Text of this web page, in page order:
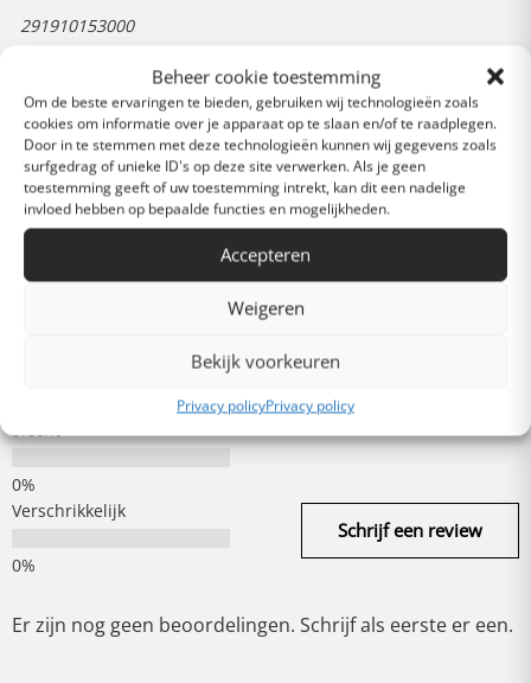
Beheer cookie toestemming
Om de beste ervaringen te bieden, gebruiken wij technologieën zoals
cookies om informatie over je apparaat op te slaan en/of te raadplegen.
Door in te stemmen met deze technologieën kunnen wij gegevens zoals
surfgedrag of unieke ID's op deze site verwerken. Als je geen
toestemming geeft of uw toestemming intrekt, kan dit een nadelige
invloed hebben op bepaalde functies en mogelijkheden.
Accepteren
Weigeren
Bekijk voorkeuren
Privacy policyPrivacy policy
291910153000
Reviews
0 van 5 sterren (op
basis van 0 reviews)
Uitstekend
Slecht
Verschrikkelijk
Schrijf een review
Er zijn nog geen beoordelingen. Schrijf als eerste er een.